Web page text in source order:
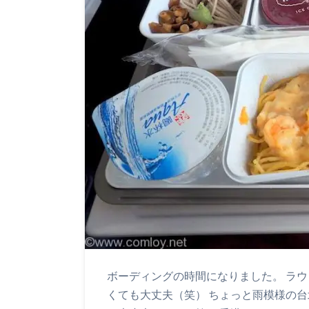
ボーディングの時間になりました。 ラ
くても大丈夫（笑） ちょっと雨模様の